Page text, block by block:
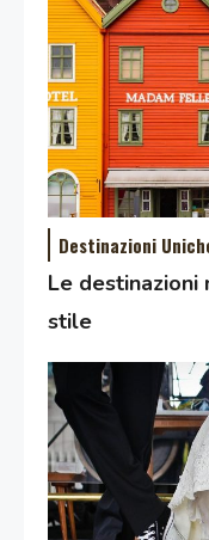
Destinazioni
Le
stile